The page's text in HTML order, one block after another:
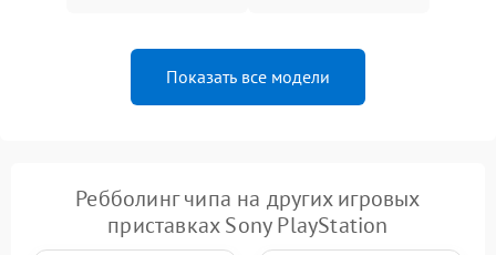
Показать все модели
Ребболинг чипа на других игровых
приставках Sony PlayStation